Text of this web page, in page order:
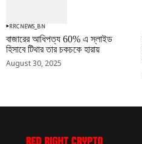
RRCNEWS_BN
বাজারের আধিপত্য 60% এ স্লাইড
হিসাবে টিথার তার চকচকে হারায়
August 30, 2025